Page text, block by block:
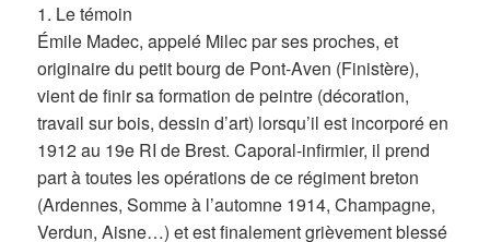
1. Le témoin
Émile Madec, appelé Milec par ses proches, et
originaire du petit bourg de Pont-Aven (Finistère),
vient de finir sa formation de peintre (décoration,
travail sur bois, dessin d’art) lorsqu’il est incorporé en
1912 au 19e RI de Brest. Caporal-infirmier, il prend
part à toutes les opérations de ce régiment breton
(Ardennes, Somme à l’automne 1914, Champagne,
Verdun, Aisne…) et est finalement grièvement blessé